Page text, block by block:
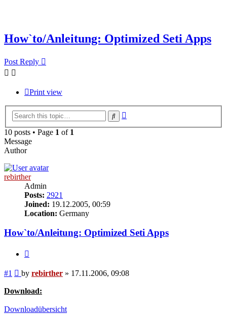
How`to/Anleitung: Optimized Seti Apps
Post Reply
Print view
Search
10 posts • Page 1 of 1
Message
Author
rebirther
Admin
Posts: 2921
Joined: 19.12.2005, 00:59
Location: Germany
How`to/Anleitung: Optimized Seti Apps
#1 Post
by rebirther » 17.11.2006, 09:08
Download:
Downloadübersicht